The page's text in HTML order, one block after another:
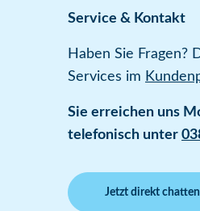
Service & Kontakt
Haben Sie Fragen?
Services im
Sie erreichen uns
telefonisch unter
Jetzt direkt chatten